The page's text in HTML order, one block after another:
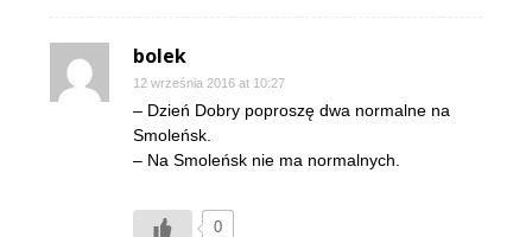
bolek
12 września 2016 at 10:27
– Dzień Dobry poproszę dwa normalne na
Smoleńsk.
– Na Smoleńsk nie ma normalnych.
0